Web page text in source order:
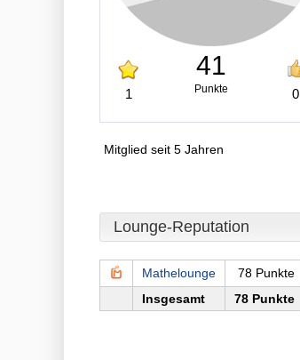
1
41
Punkte 0
Mitglied seit 5 Jahren
Lounge-Reputation
Mathelounge
78 Punkte
Insgesamt
78 Punkte